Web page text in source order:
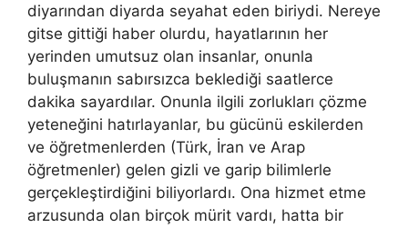
diyarından diyarda seyahat eden biriydi. Nereye
gitse gittiği haber olurdu, hayatlarının her
yerinden umutsuz olan insanlar, onunla
buluşmanın sabırsızca beklediği saatlerce
dakika sayardılar. Onunla ilgili zorlukları çözme
yeteneğini hatırlayanlar, bu gücünü eskilerden
ve öğretmenlerden (Türk, İran ve Arap
öğretmenler) gelen gizli ve garip bilimlerle
gerçekleştirdiğini biliyorlardı. Ona hizmet etme
arzusunda olan birçok mürit vardı, hatta bir